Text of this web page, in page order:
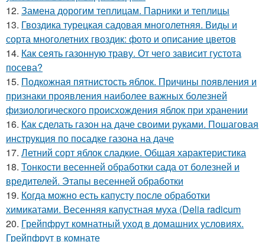
12. Замена дорогим теплицам. Парники и теплицы
13. Гвоздика турецкая садовая многолетняя. Виды и
сорта многолетних гвоздик: фото и описание цветов
14. Как сеять газонную траву. От чего зависит густота
посева?
15. Подкожная пятнистость яблок. Причины появления и
признаки проявления наиболее важных болезней
физиологического происхождения яблок при хранении
16. Как сделать газон на даче своими руками. Пошаговая
инструкция по посадке газона на даче
17. Летний сорт яблок сладкие. Общая характеристика
18. Тонкости весенней обработки сада от болезней и
вредителей. Этапы весенней обработки
19. Когда можно есть капусту после обработки
химикатами. Весенняя капустная муха (Delia radicum
20. Грейпфрут комнатный уход в домашних условиях.
Грейпфрут в комнате